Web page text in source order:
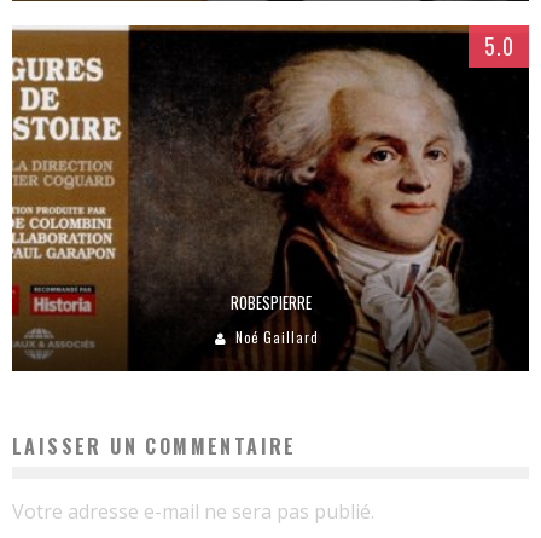
5.0
ROBESPIERRE
Noé Gaillard
LAISSER UN COMMENTAIRE
Votre adresse e-mail ne sera pas publié.